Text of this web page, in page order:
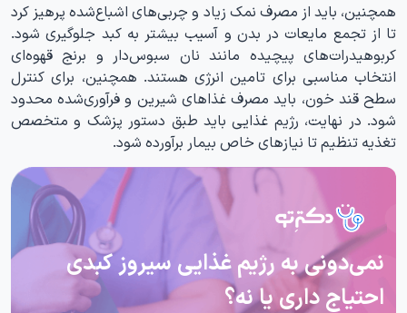
همچنین، باید از مصرف نمک زیاد و چربی‌های اشباع‌شده پرهیز کرد
تا از تجمع مایعات در بدن و آسیب بیشتر به کبد جلوگیری شود.
کربوهیدرات‌های پیچیده مانند نان سبوس‌دار و برنج قهوه‌ای
انتخاب مناسبی برای تامین انرژی هستند. همچنین، برای کنترل
سطح قند خون، باید مصرف غذاهای شیرین و فرآوری‌شده محدود
شود. در نهایت، رژیم غذایی باید طبق دستور پزشک و متخصص
تغذیه تنظیم تا نیازهای خاص بیمار برآورده شود.
نمی‌دونی به رژیم غذایی سیروز کبدی
احتیاج داری یا نه؟